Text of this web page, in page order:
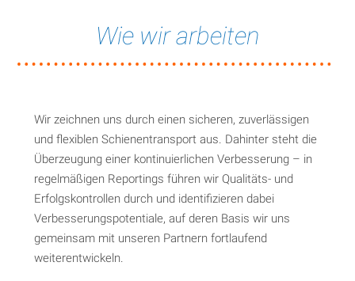
Wie wir arbeiten
Wir zeichnen uns durch einen sicheren, zuverlässigen
und flexiblen Schienentransport aus. Dahinter steht die
Überzeugung einer kontinuierlichen Verbesserung – in
regelmäßigen Reportings führen wir Qualitäts- und
Erfolgskontrollen durch und identifizieren dabei
Verbesserungspotentiale, auf deren Basis wir uns
gemeinsam mit unseren Partnern fortlaufend
weiterentwickeln.